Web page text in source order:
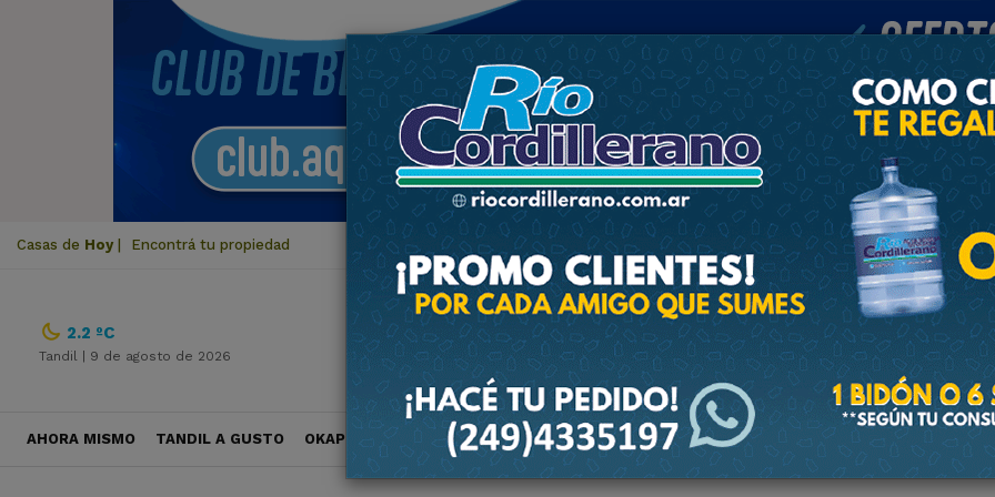
Casas de Hoy Encontrá tu propiedad
2.2 ºC
Tandil | 9 de agosto de 2026
AHORA MISMO TANDIL A GUSTO OKAPI VIAJES POLÍTICA POLICIALES DEPORTES SOCIEDAD NACIONALES